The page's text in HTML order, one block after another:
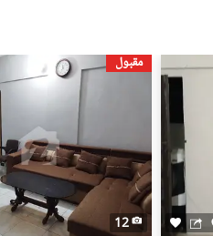
رکاوٹ یا تنازعے کی جانچ کریں۔
لے جائیں۔
کرنے سے گریز کریں۔
تمام صارفین اپنے اشتہارات
معاہدے کو حتمی شکل دینے سے پہلے
کریں۔
مقبول
12